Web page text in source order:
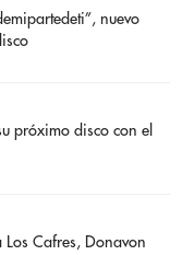
nuevo
próximo disco con el
Los Cafres, Donavon